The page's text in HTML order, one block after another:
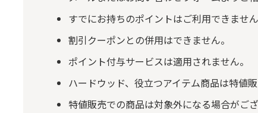
すでにお持ちのポイントはご利用できません
割引クーポンとの併用はできません。
ポイント付与サービスは適用されません。
ハードウッド、役立つアイテム商品は特値
特値販売での商品は対象外になる場合がござ